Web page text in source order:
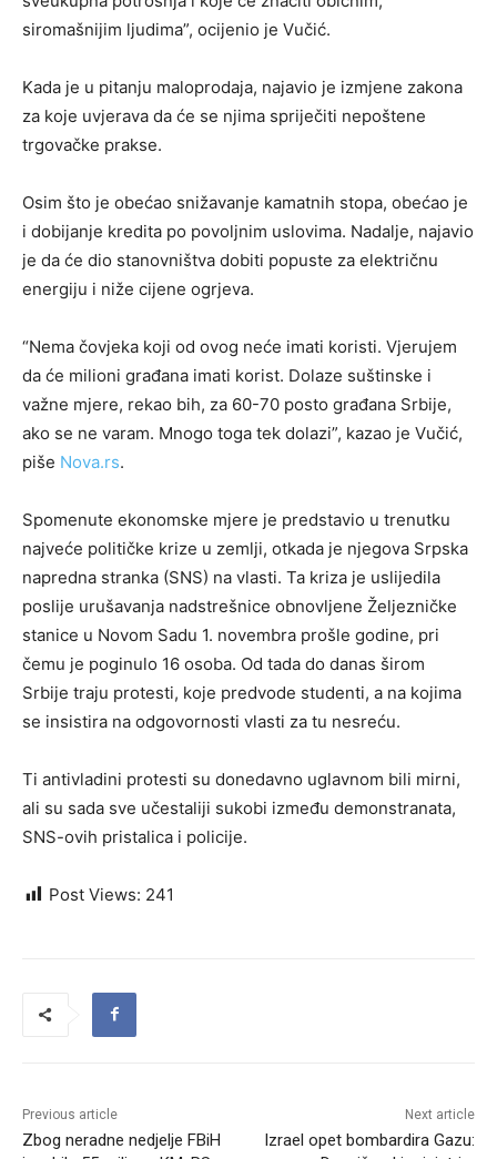
siromašnijim ljudima”, ocijenio je Vučić.
Kada je u pitanju maloprodaja, najavio je izmjene zakona
za koje uvjerava da će se njima spriječiti nepoštene
trgovačke prakse.
Osim što je obećao snižavanje kamatnih stopa, obećao je
i dobijanje kredita po povoljnim uslovima. Nadalje, najavio
je da će dio stanovništva dobiti popuste za električnu
energiju i niže cijene ogrjeva.
“Nema čovjeka koji od ovog neće imati koristi. Vjerujem
da će milioni građana imati korist. Dolaze suštinske i
važne mjere, rekao bih, za 60-70 posto građana Srbije,
ako se ne varam. Mnogo toga tek dolazi”, kazao je Vučić,
piše Nova.rs.
Spomenute ekonomske mjere je predstavio u trenutku
najveće političke krize u zemlji, otkada je njegova Srpska
napredna stranka (SNS) na vlasti. Ta kriza je uslijedila
poslije urušavanja nadstrešnice obnovljene Željezničke
stanice u Novom Sadu 1. novembra prošle godine, pri
čemu je poginulo 16 osoba. Od tada do danas širom
Srbije traju protesti, koje predvode studenti, a na kojima
se insistira na odgovornosti vlasti za tu nesreću.
Ti antivladini protesti su donedavno uglavnom bili mirni,
ali su sada sve učestaliji sukobi između demonstranata,
SNS-ovih pristalica i policije.
Post Views: 241
Previous article
Zbog neradne nedjelje FBiH
Next article
Izrael opet bombardira Gazu: